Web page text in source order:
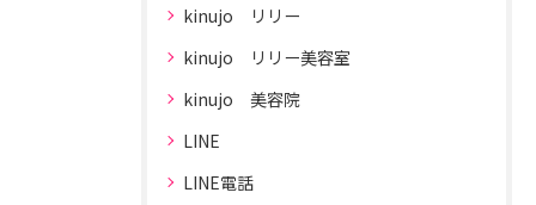
kinujo リリー
kinujo リリー美容室
kinujo 美容院
LINE
LINE電話